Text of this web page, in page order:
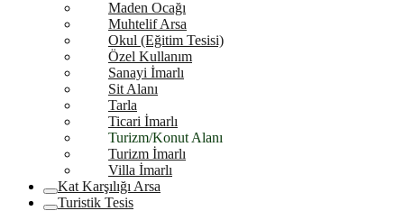
Maden Ocağı
Muhtelif Arsa
Okul (Eğitim Tesisi)
Özel Kullanım
Sanayi İmarlı
Sit Alanı
Tarla
Ticari İmarlı
Turizm/Konut Alanı
Turizm İmarlı
Villa İmarlı
Kat Karşılığı Arsa
Turistik Tesis